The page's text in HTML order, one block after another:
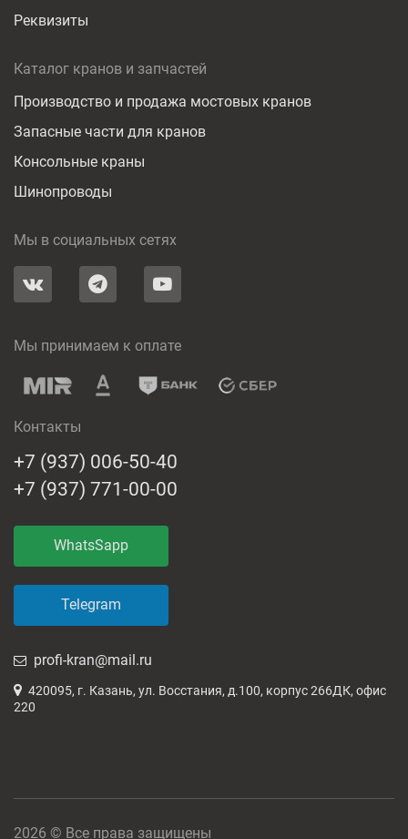
Реквизиты
Каталог кранов и запчастей
Производство и продажа мостовых кранов
Запасные части для кранов
Консольные краны
Шинопроводы
Мы в социальных сетях
Мы принимаем к оплате
Контакты
+7 (937) 006-50-40
+7 (937) 771-00-00
WhatsSapp
Telegram
profi-kran@mail.ru
420095, г. Казань, ул. Восстания, д.100, корпус 266ДК, офис
220
2026 © Все права защищены